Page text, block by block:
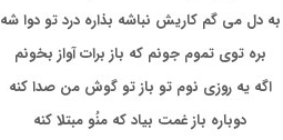
به دل می گم کاریش نباشه بذاره درد تو دوا شه
بره توی تموم جونم که باز برات آواز بخونم
اگه یه روزی نوم تو باز تو گوش من صدا کنه
دوباره باز غمت بیاد که منُو مبتلا کنه